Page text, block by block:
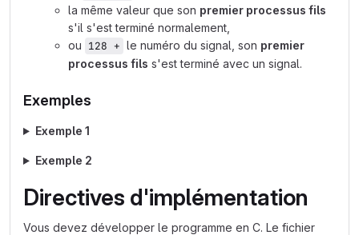
la même valeur que son premier processus fils
s'il s'est terminé normalement,
ou 128 + le numéro du signal, son premier
processus fils s'est terminé avec un signal.
Exemples
Exemple 1
Exemple 2
Directives d'implémentation
Vous devez développer le programme en C. Le fichier